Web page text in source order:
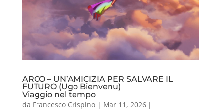
ARCO – UN’AMICIZIA PER SALVARE IL
FUTURO (Ugo Bienvenu)
Viaggio nel tempo
da Francesco Crispino| Mar 11, 2026|